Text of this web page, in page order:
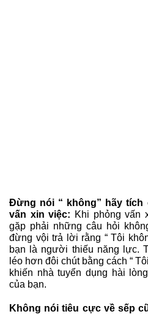
Đừng nói “ không” hãy tích
vấn xin việc: Khi phỏng vấn
gặp phải những câu hỏi
đừng vội trả lời rằng “ Tôi
bạn là người thiếu năng lực.
léo hơn đôi chút bằng cách “
khiến nhà tuyển dụng hài
của bạn.
Không nói tiêu cực về sếp